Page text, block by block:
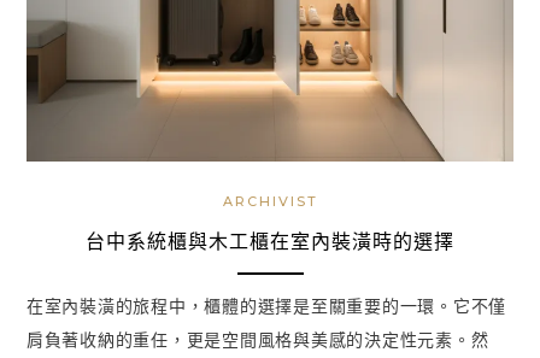
ARCHIVIST
台中系統櫃與木工櫃在室內裝潢時的選擇
在室內裝潢的旅程中，櫃體的選擇是至關重要的一環。它不僅
肩負著收納的重任，更是空間風格與美感的決定性元素。然